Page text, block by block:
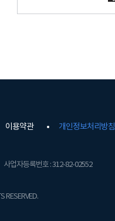
이용약관 개인정보처리방침
사업자등록번호 : 312-82-02552
RESERVED.